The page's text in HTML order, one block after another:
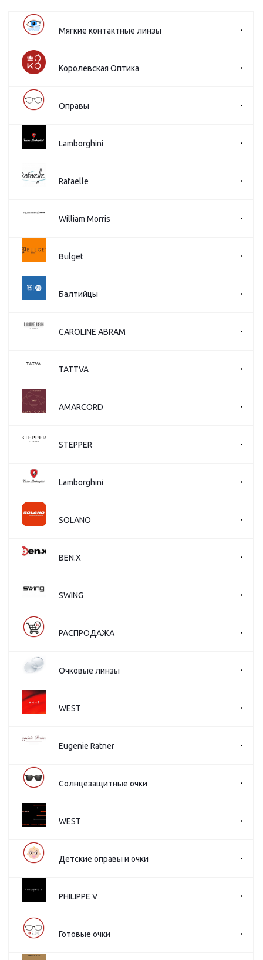
Мягкие контактные линзы
Королевская Оптика
Оправы
Lamborghini
Rafaelle
William Morris
Bulget
Балтийцы
CAROLINE ABRAM
TATTVA
AMARCORD
STEPPER
Lamborghini
SOLANO
BEN.X
SWING
РАСПРОДАЖА
Очковые линзы
WEST
Eugenie Ratner
Солнцезащитные очки
WEST
Детские оправы и очки
PHILIPPE V
Готовые очки